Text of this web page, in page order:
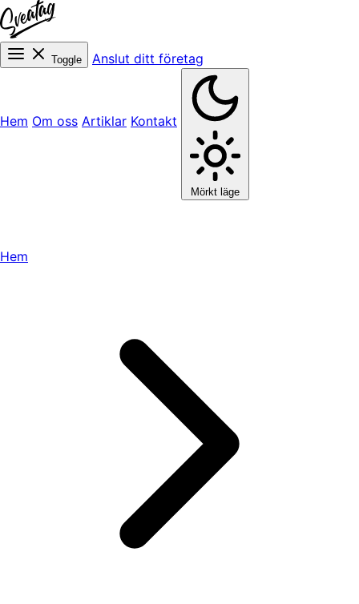
Toggle Anslut ditt företag
Hem Om oss Artiklar Kontakt
Mörkt läge
Hem